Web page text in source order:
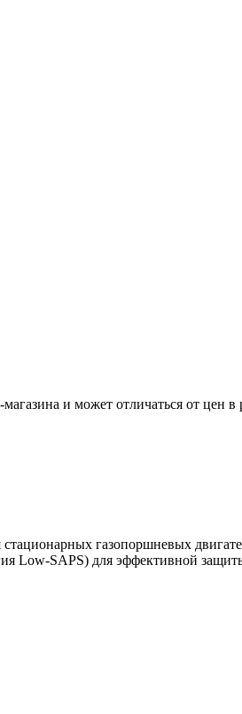
и может отличаться от цен
газопоршневых
Low-SAPS) для эффективной